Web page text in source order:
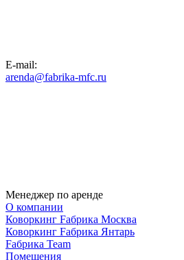
E-mail:
arenda@fabrika-mfc.ru
Менеджер по аренде
О компании
Коворкинг Fабрика Москва
Коворкинг Fабрика Янтарь
Fабрика Team
Помещения